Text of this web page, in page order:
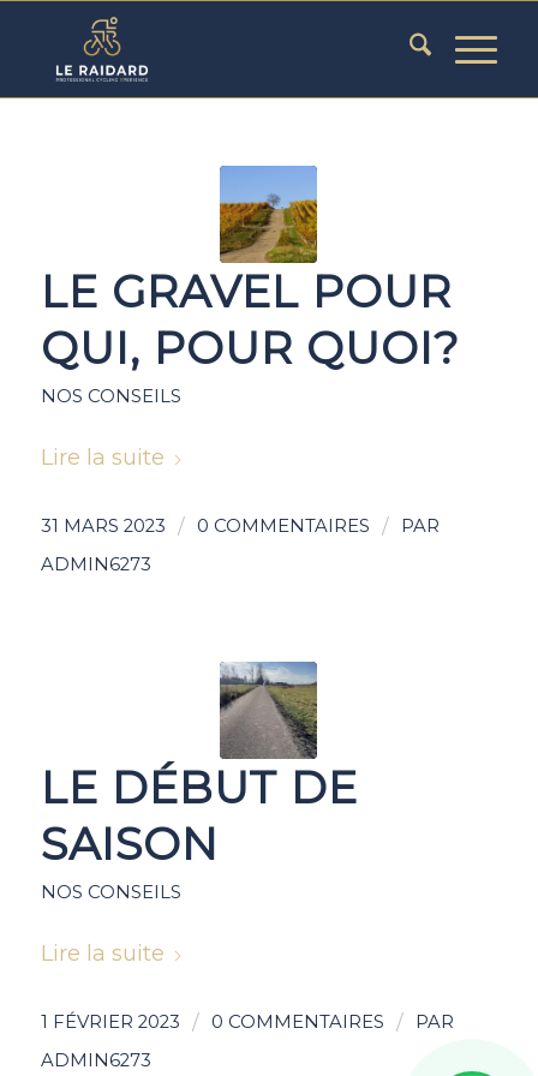
LE GRAVEL POUR
QUI, POUR QUOI?
NOS CONSEILS
Lire la suite
31 MARS 2023 / 0 COMMENTAIRES /
PAR
ADMIN6273
LE DÉBUT DE
SAISON
NOS CONSEILS
Lire la suite
1 FÉVRIER 2023 / 0 COMMENTAIRES /
PAR
ADMIN6273